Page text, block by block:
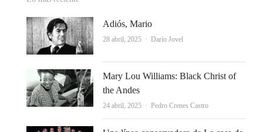
Adiós, Mario
28 abril, 2025 Autor
Darío Jovel
Mary Lou Williams: Black Christ of
the Andes
24 abril, 2025 Autor
Pedro Crenes Castro